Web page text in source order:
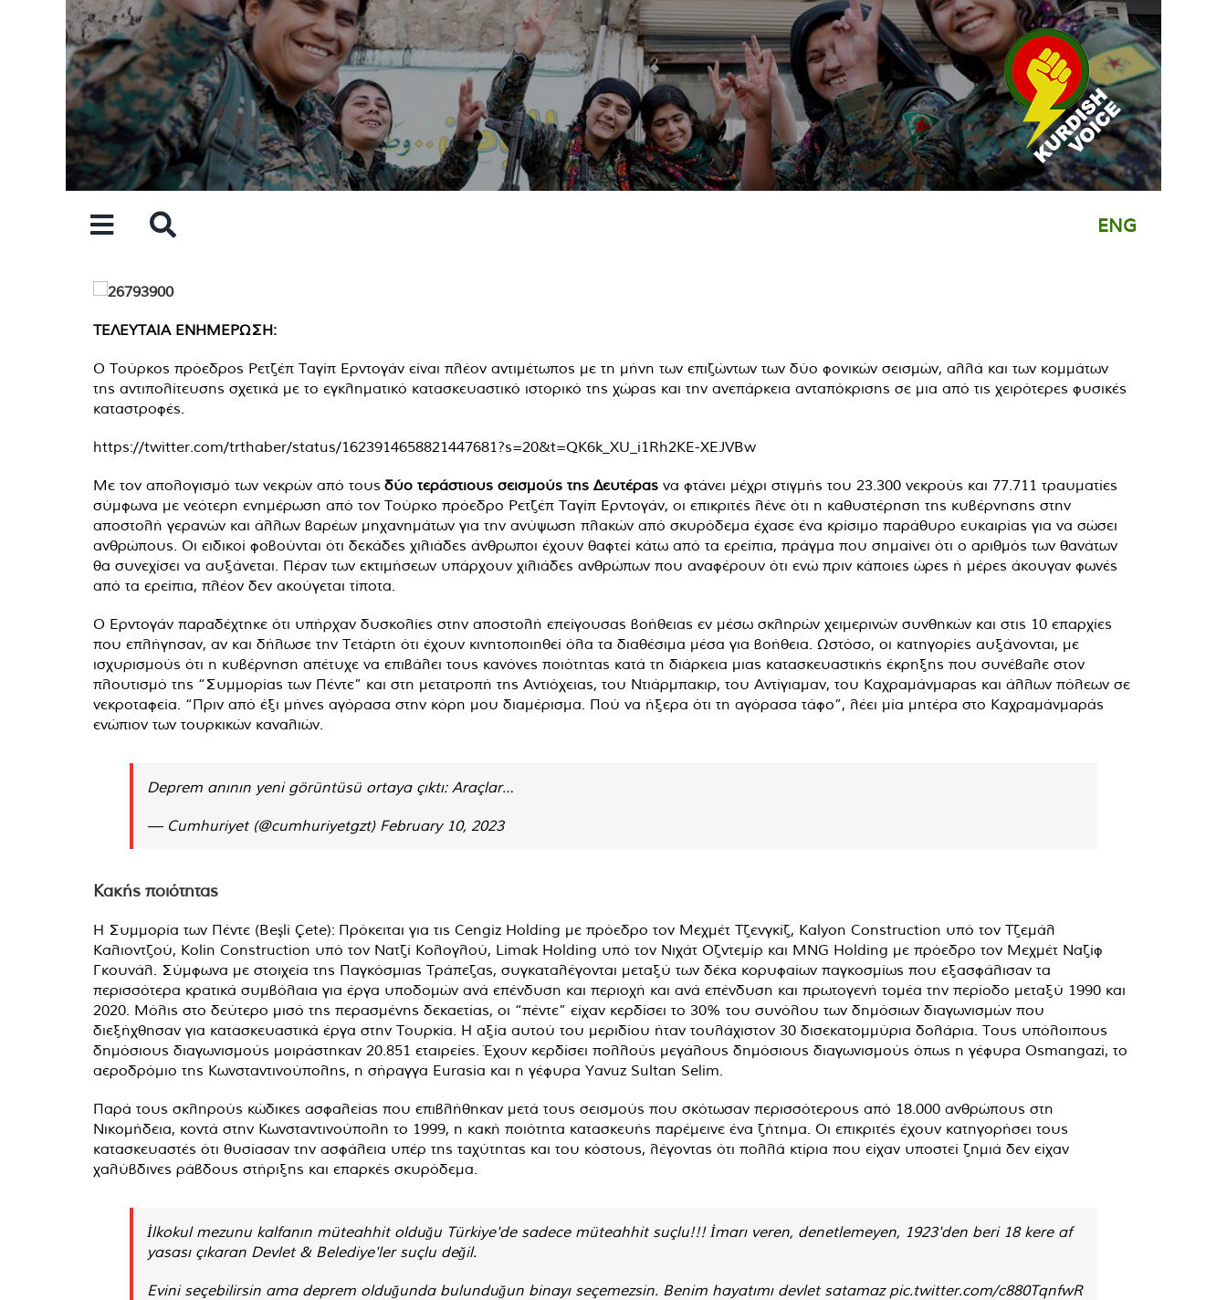
ENG
ΤΕΛΕΥΤΑΙΑ ΕΝΗΜΕΡΩΣΗ:
Ο Τούρκος πρόεδρος Ρετζέπ Ταγίπ Ερντογάν είναι πλέον αντιμέτωπος με τη μήνη των επιζώντων των δύο φονικών σεισμών, αλλά και των κομμάτων
της αντιπολίτευσης σχετικά με το εγκληματικό κατασκευαστικό ιστορικό της χώρας και την ανεπάρκεια ανταπόκρισης σε μια από τις χειρότερες φυσικές
καταστροφές.
https://twitter.com/trthaber/status/1623914658821447681?s=20&t=QK6k_XU_i1Rh2KE-XEJVBw
Με τον απολογισμό των νεκρών από τους δύο τεράστιους σεισμούς της Δευτέρας να φτάνει μέχρι στιγμής του 23.300 νεκρούς και 77.711 τραυματίες
σύμφωνα με νεότερη ενημέρωση από τον Τούρκο πρόεδρο Ρετζέπ Ταγίπ Ερντογάν, οι επικριτές λένε ότι η καθυστέρηση της κυβέρνησης στην
αποστολή γερανών και άλλων βαρέων μηχανημάτων για την ανύψωση πλακών από σκυρόδεμα έχασε ένα κρίσιμο παράθυρο ευκαιρίας για να σώσει
ανθρώπους. Οι ειδικοί φοβούνται ότι δεκάδες χιλιάδες άνθρωποι έχουν θαφτεί κάτω από τα ερείπια, πράγμα που σημαίνει ότι ο αριθμός των θανάτων
θα συνεχίσει να αυξάνεται. Πέραν των εκτιμήσεων υπάρχουν χιλιάδες ανθρώπων που αναφέρουν ότι ενώ πριν κάποιες ώρες ή μέρες άκουγαν φωνές
από τα ερείπια, πλέον δεν ακούγεται τίποτα.
Ο Ερντογάν παραδέχτηκε ότι υπήρχαν δυσκολίες στην αποστολή επείγουσας βοήθειας εν μέσω σκληρών χειμερινών συνθηκών και στις 10 επαρχίες
που επλήγησαν, αν και δήλωσε την Τετάρτη ότι έχουν κινητοποιηθεί όλα τα διαθέσιμα μέσα για βοήθεια. Ωστόσο, οι κατηγορίες αυξάνονται, με
ισχυρισμούς ότι η κυβέρνηση απέτυχε να επιβάλει τους κανόνες ποιότητας κατά τη διάρκεια μιας κατασκευαστικής έκρηξης που συνέβαλε στον
πλουτισμό της “Συμμορίας των Πέντε” και στη μετατροπή της Αντιόχειας, του Ντιάρμπακιρ, του Αντίγιαμαν, του Καχραμάνμαρας και άλλων πόλεων σε
νεκροταφεία. “Πριν από έξι μήνες αγόρασα στην κόρη μου διαμέρισμα. Πού να ήξερα ότι τη αγόρασα τάφο”, λέει μία μητέρα στο Καχραμάνμαράς
ενώπιον των τουρκικών καναλιών.
Deprem anının yeni görüntüsü ortaya çıktı: Araçlar…
— Cumhuriyet (@cumhuriyetgzt) February 10, 2023
Κακής ποιότητας
Η Συμμορία των Πέντε (Beşli Çete): Πρόκειται για τις Cengiz Holding με πρόεδρο τον Μεχμέτ Τζενγκίζ, Kalyon Construction υπό τον Τζεμάλ
Καλιοντζού, Kolin Construction υπό τον Νατζί Κολογλού, Limak Holding υπό τον Νιχάτ Οζντεμίρ και MNG Holding με πρόεδρο τον Μεχμέτ Ναζίφ
Γκουνάλ. Σύμφωνα με στοιχεία της Παγκόσμιας Τράπεζας, συγκαταλέγονται μεταξύ των δέκα κορυφαίων παγκοσμίως που εξασφάλισαν τα
περισσότερα κρατικά συμβόλαια για έργα υποδομών ανά επένδυση και περιοχή και ανά επένδυση και πρωτογενή τομέα την περίοδο μεταξύ 1990 και
2020. Μόλις στο δεύτερο μισό της περασμένης δεκαετίας, οι “πέντε” είχαν κερδίσει το 30% του συνόλου των δημόσιων διαγωνισμών που
διεξήχθησαν για κατασκευαστικά έργα στην Τουρκία. Η αξία αυτού του μεριδίου ήταν τουλάχιστον 30 δισεκατομμύρια δολάρια. Τους υπόλοιπους
δημόσιους διαγωνισμούς μοιράστηκαν 20.851 εταιρείες. Έχουν κερδίσει πολλούς μεγάλους δημόσιους διαγωνισμούς όπως η γέφυρα Osmangazi, το
αεροδρόμιο της Κωνσταντινούπολης, η σήραγγα Eurasia και η γέφυρα Yavuz Sultan Selim.
Παρά τους σκληρούς κώδικες ασφαλείας που επιβλήθηκαν μετά τους σεισμούς που σκότωσαν περισσότερους από 18.000 ανθρώπους στη
Νικομήδεια, κοντά στην Κωνσταντινούπολη το 1999, η κακή ποιότητα κατασκευής παρέμεινε ένα ζήτημα. Οι επικριτές έχουν κατηγορήσει τους
κατασκευαστές ότι θυσίασαν την ασφάλεια υπέρ της ταχύτητας και του κόστους, λέγοντας ότι πολλά κτίρια που είχαν υποστεί ζημιά δεν είχαν
χαλύβδινες ράβδους στήριξης και επαρκές σκυρόδεμα.
İlkokul mezunu kalfanın müteahhit olduğu Türkiye'de sadece müteahhit suçlu!!! İmarı veren, denetlemeyen, 1923'den beri 18 kere af
yasası çıkaran Devlet & Belediye'ler suçlu değil.
Evini seçebilirsin ama deprem olduğunda bulunduğun binayı seçemezsin. Benim hayatımı devlet satamaz pic.twitter.com/c880TqnfwR